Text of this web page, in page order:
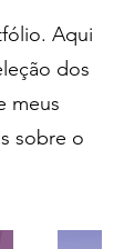
Aqui
dos
meus
sobre o